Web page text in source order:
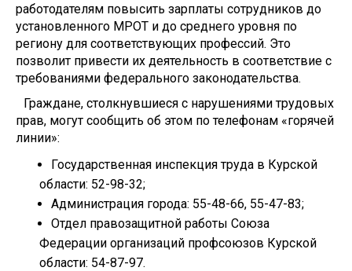
работодателям повысить зарплаты сотрудников до
установленного МРОТ и до среднего уровня по
региону для соответствующих профессий. Это
позволит привести их деятельность в соответствие с
требованиями федерального законодательства.
Граждане, столкнувшиеся с нарушениями трудовых
прав, могут сообщить об этом по телефонам «горячей
линии»:
Государственная инспекция труда в Курской
области: 52-98-32;
Администрация города: 55-48-66, 55-47-83;
Отдел правозащитной работы Союза
Федерации организаций профсоюзов Курской
области: 54-87-97.